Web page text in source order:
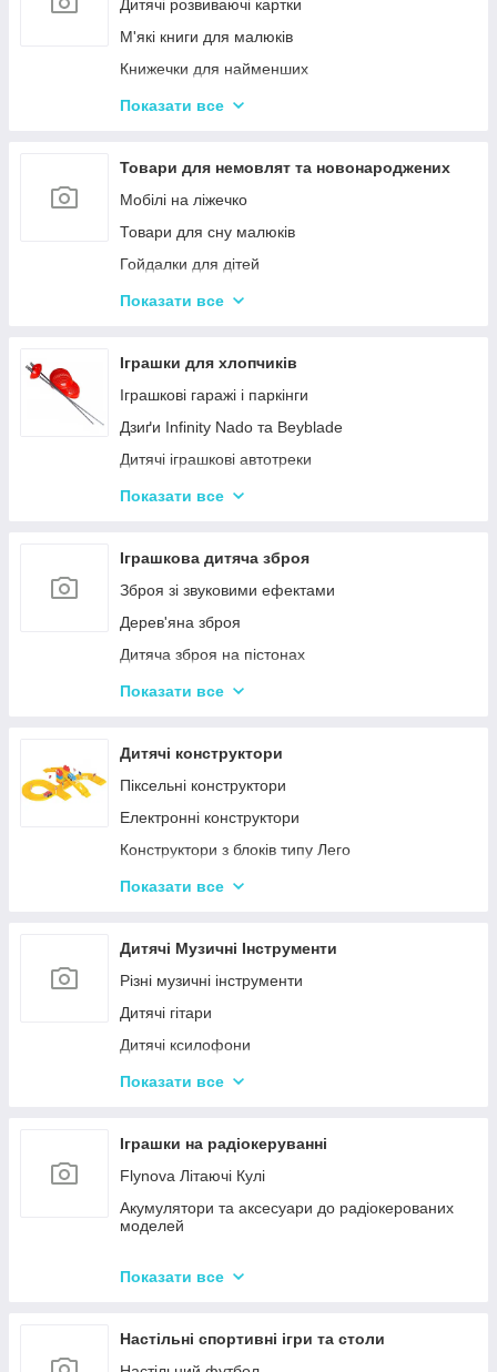
Іграшка Неваляшка
Каталки з ручкою і на мотузочці
Розвиваючі килимки
Магнітна риболовля для дітей
Стрибуни для дітей
Дитячі розвиваючі картки
М'які книги для малюків
Книжечки для найменших
Книги з наклейками
Книги для дітей початкових класів
Книги для підлітків
Енциклопедії для дітей
Показати все
Товари для немовлят та новонароджених
Мобілі на ліжечко
Товари для сну малюків
Гойдалки для дітей
Дитячі горщики
Розвиваючі килимки для немовлят
Нічні світильники для немовлят
Дитячий посуд
Дитяча гігієна та догляд
Дитяча безпека
Показати все
Іграшки для хлопчиків
Іграшкові гаражі і паркінги
Дзиґи Infinity Nado та Beyblade
Дитячі іграшкові автотреки
Іграшкова залізниця та потяги
Дитячий іграшковий інструмент
Іграшкові роботи-трансформери
Ігрові рольові набори для хлопчиків
Показати все
Іграшкова дитяча зброя
Зброя зі звуковими ефектами
Дерев'яна зброя
Дитяча зброя на пістонах
Дитячі водяні пістолети, автомати
Дитячі іграшкові луки, стріли, арбалети
Іграшкові пістолети
Дитячі пістолети, гвинтівки з м'якими кулями
Показати все
Дитячі конструктори
Піксельні конструктори
Електронні конструктори
Конструктори з блоків типу Лего
Конструктор для малюків з великими деталями
Тривимірні пазли-конструктори
Металеві конструктори
Показати все
Дитячі Музичні Інструменти
Різні музичні інструменти
Дитячі гітари
Дитячі ксилофони
Дитячі Синтезатори та Піаніно
Показати все
Іграшки на радіокеруванні
Flynova Літаючі Кулі
Акумулятори та аксесуари до радіокерованих
моделей
Показати все
Настільні спортивні ігри та столи